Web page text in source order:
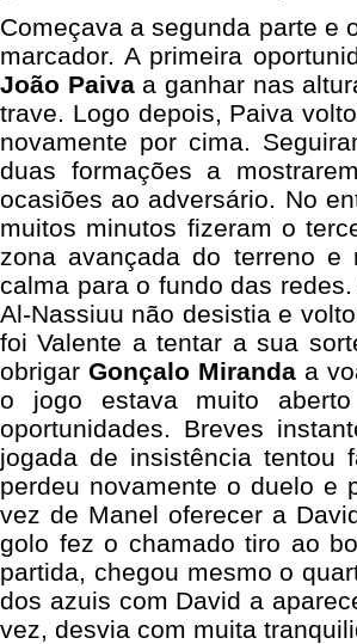
Começava a segunda parte e
marcador. A primeira
João Paivaa ganhar nas
trave. Logo depois, Paiva
novamente por cima.
duas formações a
ocasiões ao adversário. No
muitos minutos fizeram o
zona avançada do terreno
calma para o fundo das
Al-Nassiuu não desistia e
foi Valente a tentar a sua
obrigarGonçalo Miranda a
o jogo estava muito
oportunidades. Breves
jogada de insistência tentou
perdeu novamente o duelo e
vez de Manel oferecer a
golo fez o chamado tiro ao
partida, chegou mesmo o
dos azuis com David a
vez, desvia com muita